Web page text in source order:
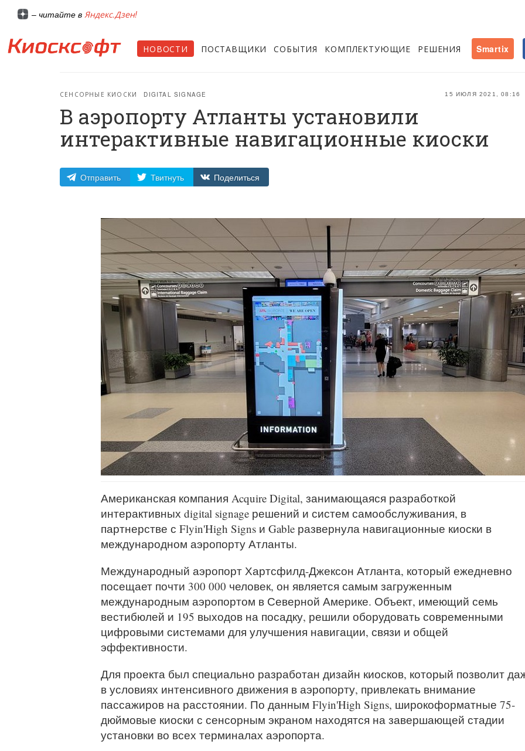
– читайте в Яндекс.Дзен!
НОВОСТИ ПОСТАВЩИКИ СОБЫТИЯ КОМПЛЕКТУЮЩИЕ РЕШЕНИЯ Smartix
15 ИЮЛЯ 2021, 08:16
СЕНСОРНЫЕ КИОСКИ DIGITAL SIGNAGE
В аэропорту Атланты установили
интерактивные навигационные киоски
Отправить Твитнуть Поделиться
Американская компания Acquire Digital, занимающаяся разработкой
интерактивных digital signage решений и систем самообслуживания, в
партнерстве с Flyin'High Signs и Gable развернула навигационные киоски в
международном аэропорту Атланты.
Международный аэропорт Хартсфилд-Джексон Атланта, который ежедневно
посещает почти 300 000 человек, он является самым загруженным
международным аэропортом в Северной Америке. Объект, имеющий семь
вестибюлей и 195 выходов на посадку, решили оборудовать современными
цифровыми системами для улучшения навигации, связи и общей
эффективности.
Для проекта был специально разработан дизайн киосков, который позволит
в условиях интенсивного движения в аэропорту, привлекать внимание
пассажиров на расстоянии. По данным Flyin'High Signs, широкоформатные 75-
дюймовые киоски с сенсорным экраном находятся на завершающей стадии
установки во всех терминалах аэропорта.